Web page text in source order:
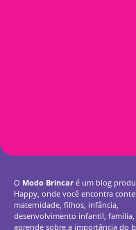
O Modo Brincar é um blog
Happy, onde você encontra
maternidade, filhos, infância,
desenvolvimento infantil, família,
aprende sobre a importância do